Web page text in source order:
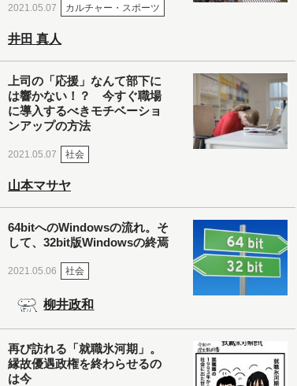
2021.05.07 カルチャー・スポーツ
井田 真人
上司の「応援」なんて部下に
は響かない！？ 今すぐ職場
に導入するべきモチベーショ
ンアップの方法
2021.05.07 社会
山本マサヤ
64bitへのWindowsの流れ。そ
して、32bit版Windowsの終焉
2021.05.06 社会
柳井政和
再び訪れる「就職氷河期」。
縁故優遇政権を終わらせるの
は今